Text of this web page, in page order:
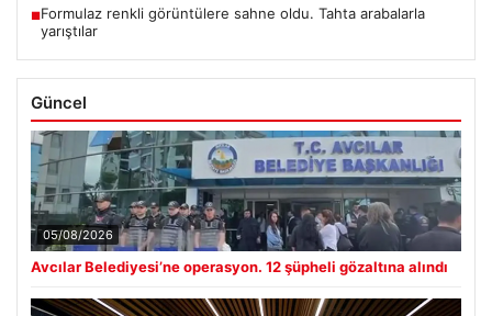
■Formulaz renkli görüntülere sahne oldu. Tahta arabalarla
yarıştılar
Güncel
05/08/2026
Avcılar Belediyesi’ne operasyon. 12 şüpheli gözaltına alındı